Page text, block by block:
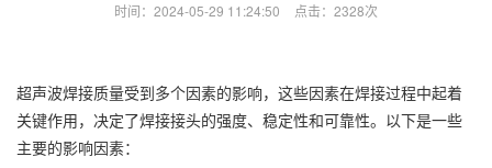
时间：2024-05-29 11:24:50 点击：2328次
超声波焊接质量受到多个因素的影响，这些因素在焊接过程中起着
关键作用，决定了焊接接头的强度、稳定性和可靠性。以下是一些
主要的影响因素：